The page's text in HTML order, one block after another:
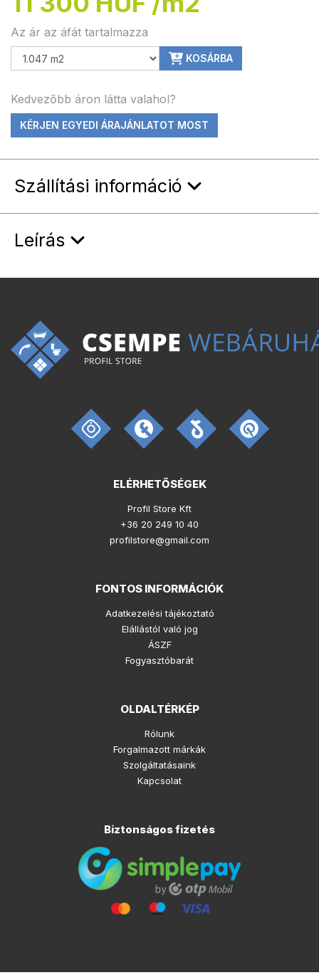
Az ár az áfát tartalmazza
KOSÁRBA
Kedvezőbb áron látta valahol?
KÉRJEN EGYEDI ÁRAJÁNLATOT MOST
Szállítási információ
Leírás
ELÉRHETŐSÉGEK
Profil Store Kft
+36 20 249 10 40
profilstore@gmail.com
FONTOS INFORMÁCIÓK
Adatkezelési tájékoztató
Elállástól való jog
ÁSZF
Fogyasztóbarát
OLDALTÉRKÉP
Rólunk
Forgalmazott márkák
Szolgáltatásaink
Kapcsolat
Biztonságos fizetés